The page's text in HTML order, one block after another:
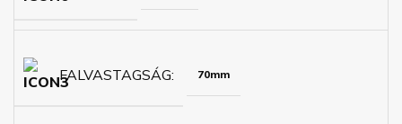
FALVASTAGSÁG 70mm